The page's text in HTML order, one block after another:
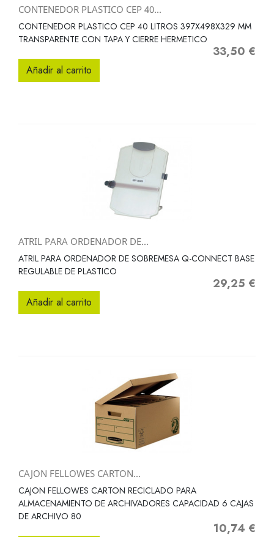
CONTENEDOR PLASTICO CEP 40...
CONTENEDOR PLASTICO CEP 40 LITROS 397X498X329 MM
TRANSPARENTE CON TAPA Y CIERRE HERMETICO
Precio
33,50 €
Añadir al carrito
ATRIL PARA ORDENADOR DE...
ATRIL PARA ORDENADOR DE SOBREMESA Q-CONNECT BASE
REGULABLE DE PLASTICO
Precio
29,25 €
Añadir al carrito
CAJON FELLOWES CARTON...
CAJON FELLOWES CARTON RECICLADO PARA
ALMACENAMIENTO DE ARCHIVADORES CAPACIDAD 6 CAJAS
DE ARCHIVO 80
Precio
10,74 €